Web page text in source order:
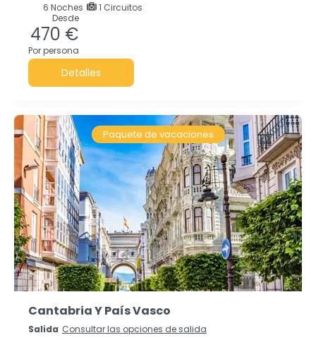
6 Noches
1 Circuitos
Desde
470 €
Por persona
Detalles
Paquete de vacaciones
Cantabria Y País Vasco
Salida Consultar las opciones de salida